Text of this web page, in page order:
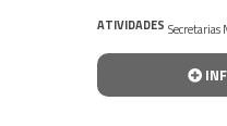
ATIVIDADES